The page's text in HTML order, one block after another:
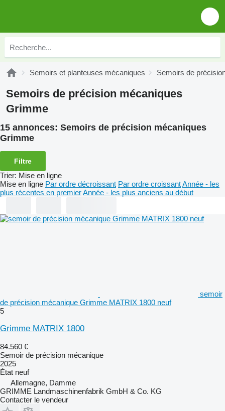
Semoirs et planteuses mécaniques Semoirs de
Semoirs de précision mécaniques
Grimme
15 annonces: Semoirs de précision mécaniques
Grimme
Filtre
Trier: Mise en ligne
Mise en ligne Par ordre décroissant Par ordre croissantAnnée - les
plus récentes en premierAnnée - les plus anciens au début
semoir
de précision mécanique Grimme MATRIX 1800 neuf
5
Grimme MATRIX 1800
84.560 €
Semoir de précision mécanique
2025
État neuf
Allemagne, Damme
GRIMME Landmaschinenfabrik GmbH & Co. KG
Contacter le vendeur